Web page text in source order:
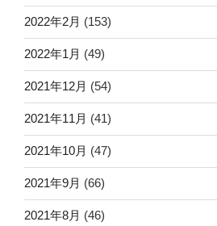
2022年2月 (153)
2022年1月 (49)
2021年12月 (54)
2021年11月 (41)
2021年10月 (47)
2021年9月 (66)
2021年8月 (46)